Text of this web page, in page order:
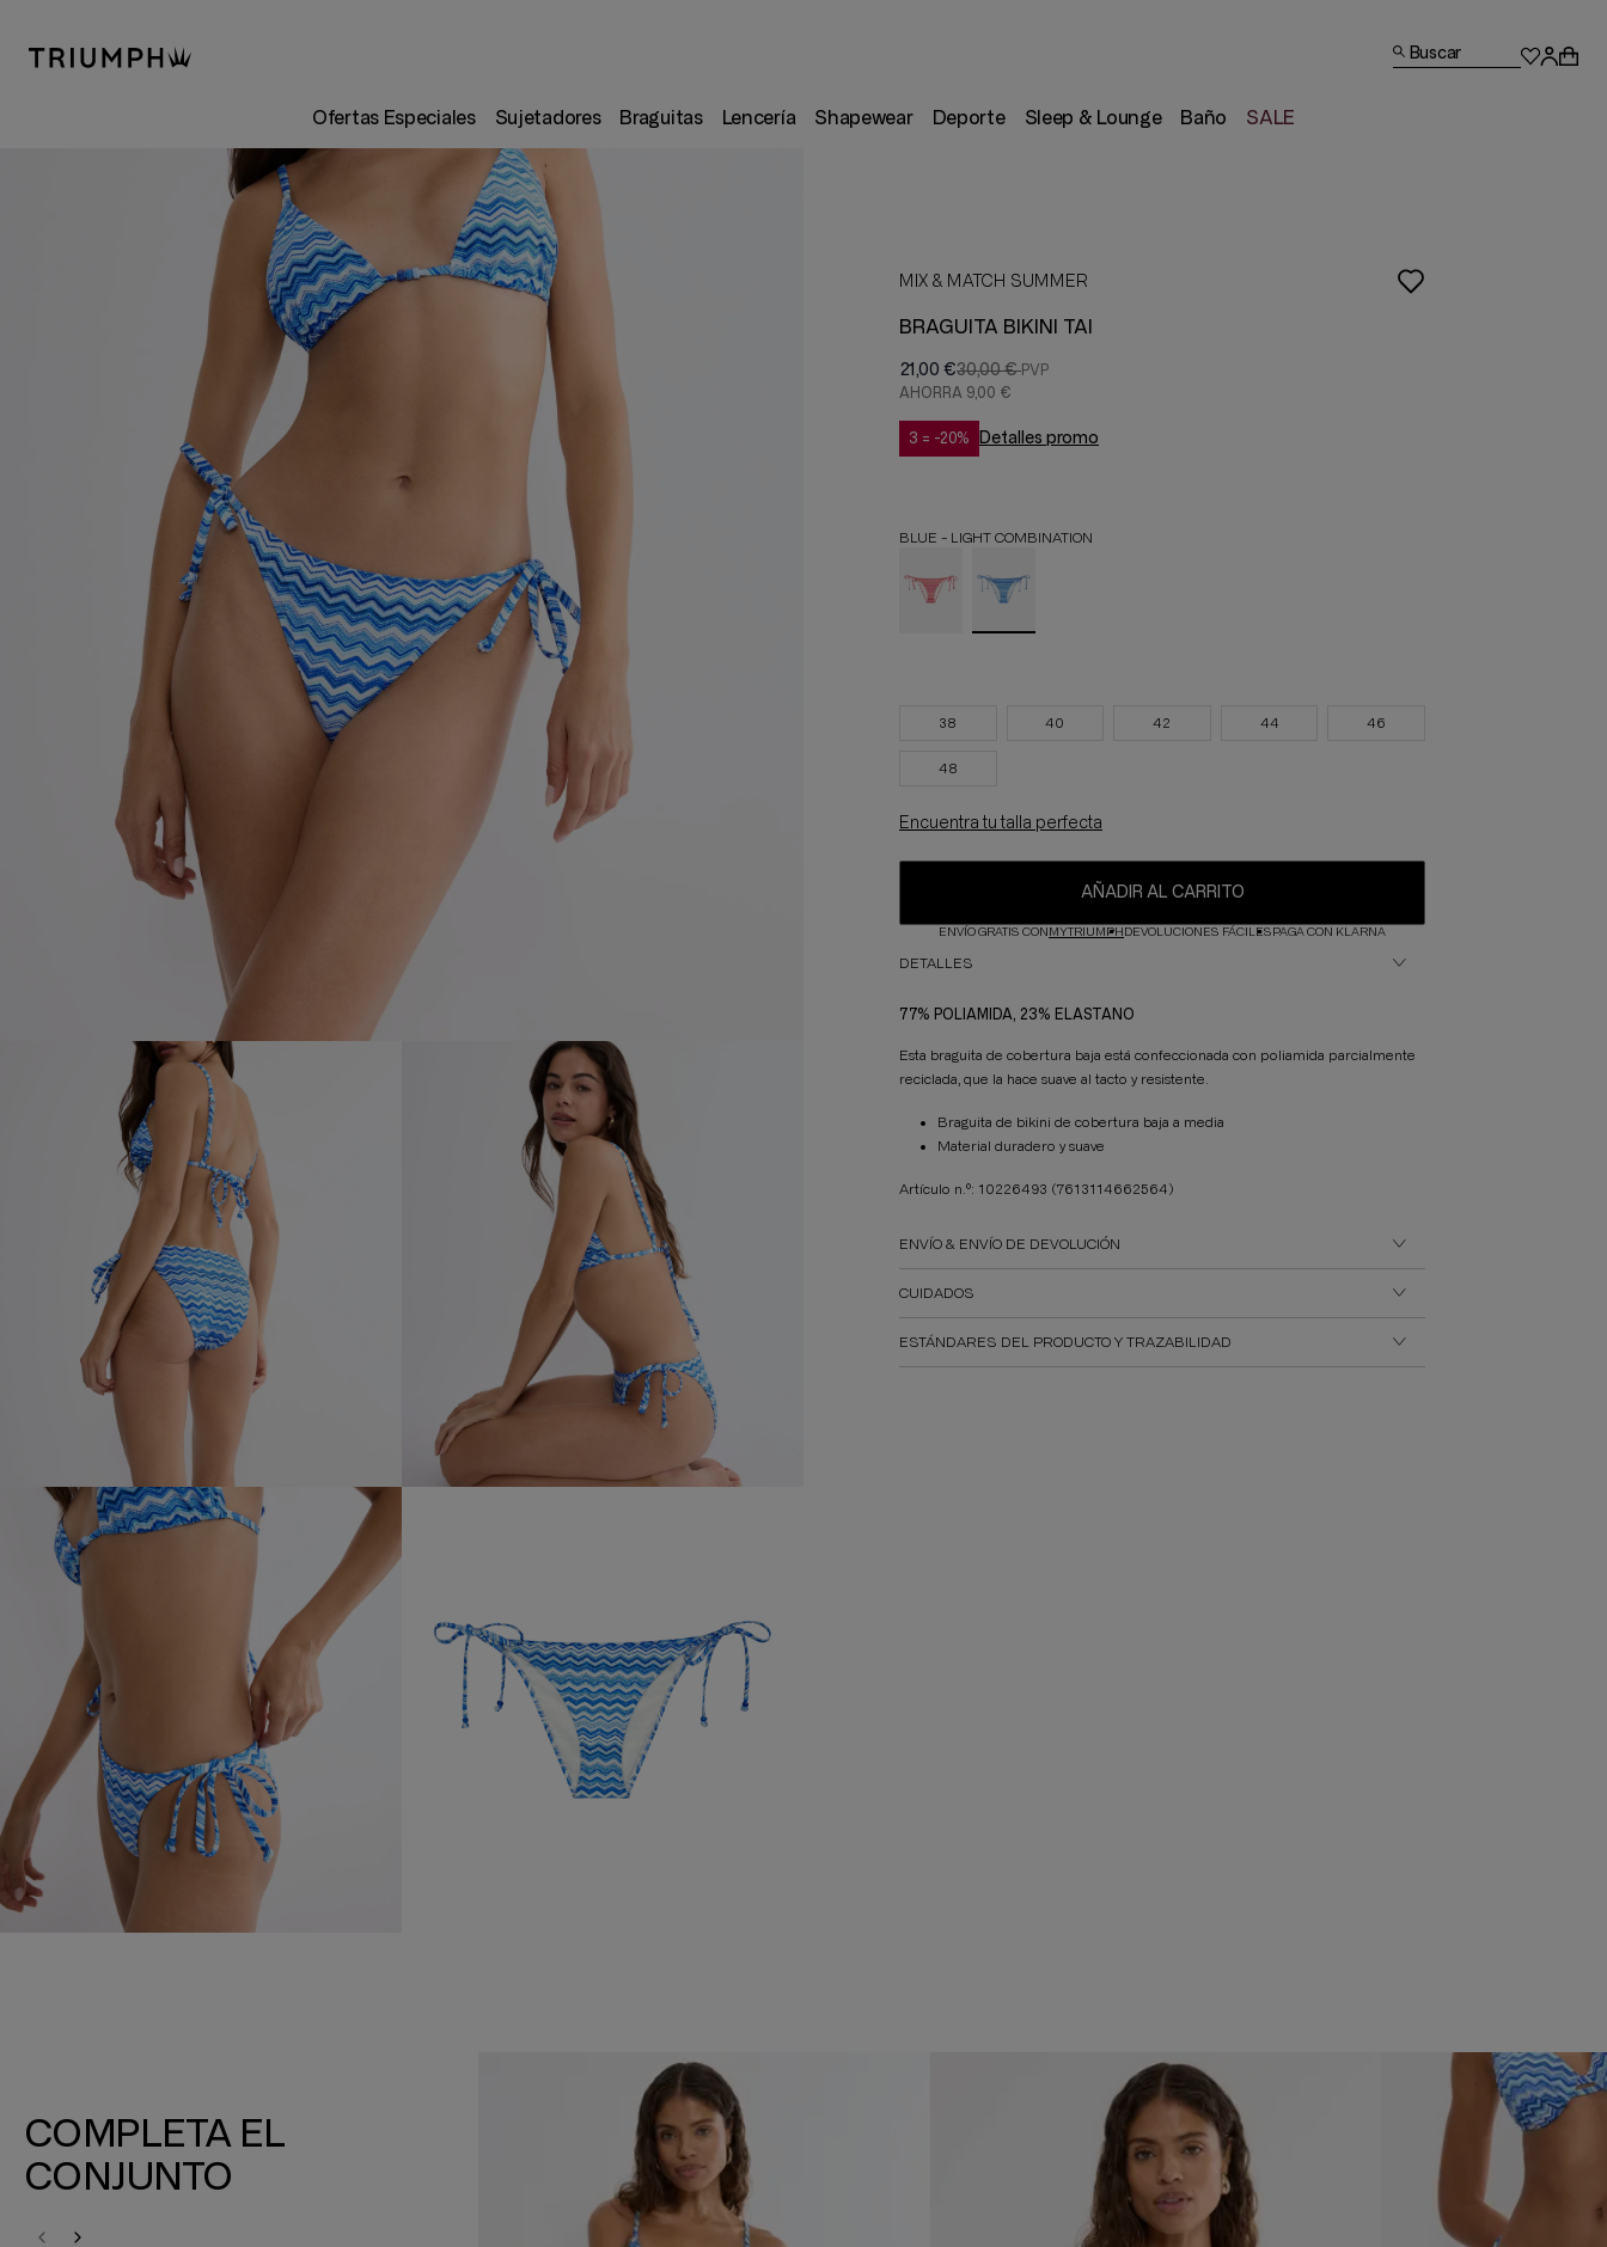
Ofertas Especiales Sujetadores Braguitas Lencería Shapewear Deporte Sleep & Lounge Baño SALE
Buscar
MIX & MATCH SUMMER
BRAGUITA BIKINI TAI
21,00 €30,00 €
AHORRA 9,00 €
3 = -20% Detalles promo
BLUE - LIGHT COMBINATION
38 40 42 44 46
48
Encuentra tu talla perfecta
AÑADIR AL CARRITO
ENVÍO GRATIS CONMYTRIUMPHDEVOLUCIONES FÁCILESPAGA CON KLARNA
DETALLES
77% POLIAMIDA, 23% ELASTANO
Esta braguita de cobertura baja está confeccionada con poliamida parcialmente
reciclada, que la hace suave al tacto y resistente.
Braguita de bikini de cobertura baja a media
Material duradero y suave
Artículo n.º: 10226493 (7613114662564)
ENVÍO & ENVÍO DE DEVOLUCIÓN
CUIDADOS
ESTÁNDARES DEL PRODUCTO Y TRAZABILIDAD
COMPLETA EL
CONJUNTO